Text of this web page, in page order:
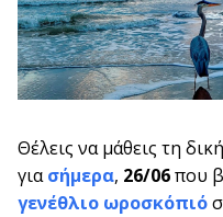
Θέλεις να μάθεις τη
γιασήμερα, 26/06που
γενέθλιο ωροσκόπιό